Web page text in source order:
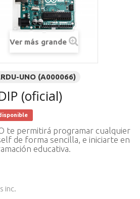
Ver más grande
UNO (A000066)
(oficial)
te permitirá programar cualquier
de forma sencilla, e iniciarte en
educativa.
inc.